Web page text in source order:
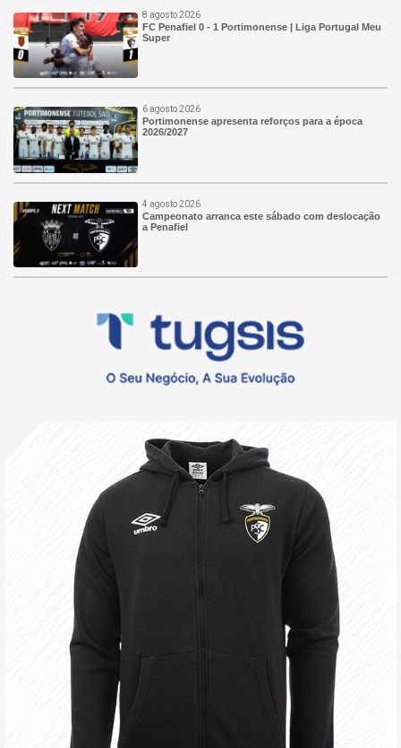
8 agosto 2026
FC Penafiel 0 - 1 Portimonense | Liga Portugal Meu
Super
6 agosto 2026
Portimonense apresenta reforços para a época
2026/2027
4 agosto 2026
Campeonato arranca este sábado com deslocação
a Penafiel